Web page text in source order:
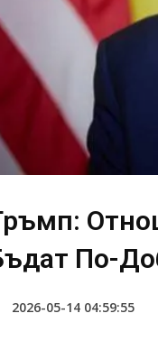
По-
2026-05-14 04:59:55